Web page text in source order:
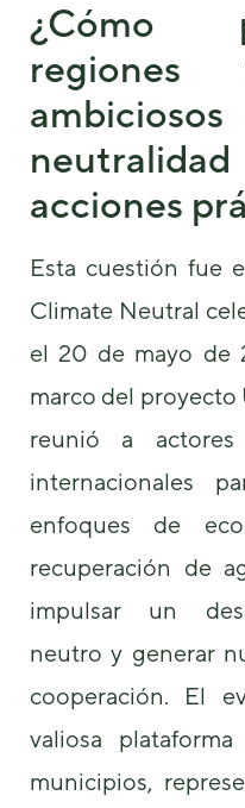
¿Cómo
regiones
acciones
Esta cuestión fue
Climate Neutral
el 20 de mayo de
marco del proyecto
reunió a actores
internacionales
enfoques de
recuperación de
impulsar un
neutro y generar
cooperación. El
valiosa
municipios,